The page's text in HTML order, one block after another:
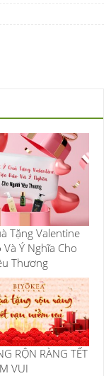
Tặng Valentine
Ý Nghĩa Cho
Thương
RỘN RÀNG TẾT
VUI